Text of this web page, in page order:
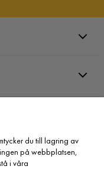
du till lagring av
på webbplatsen,
i våra